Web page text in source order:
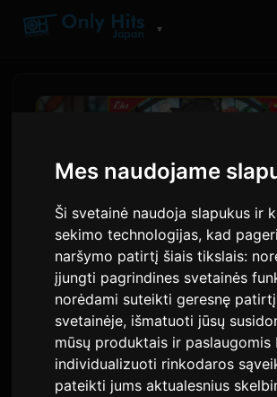
Mes naudojame
Ši svetainė naudoja slapukus ir
sekimo technologijas, kad
naršymo patirtį šiais tikslais:
įjungti pagrindines svetainės
norėdami suteikti geresnę patirtį
svetainėje, išmatuoti jūsų
mūsų produktais ir paslaugomis
individualizuoti rinkodaros
pateikti jums aktualesnius
▼
Lia išleido anime
dainą 'Rain Shelter
Aspiration'